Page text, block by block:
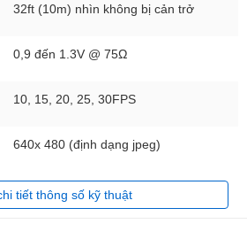
32ft (10m) nhìn không bị cản trở
0,9 đến 1.3V @ 75Ω
10, 15, 20, 25, 30FPS
640x 480 (định dạng jpeg)
tiết thông số kỹ thuật